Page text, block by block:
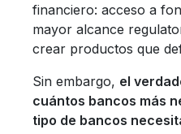
financiero: acceso a
mayor alcance
crear productos que
Sin embargo, el
cuántos bancos más
tipo de bancos